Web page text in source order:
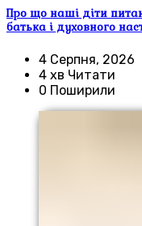
Про що наші діти
батька і духовного
4 Серпня, 2026
4 хв Читати
0 Поширили